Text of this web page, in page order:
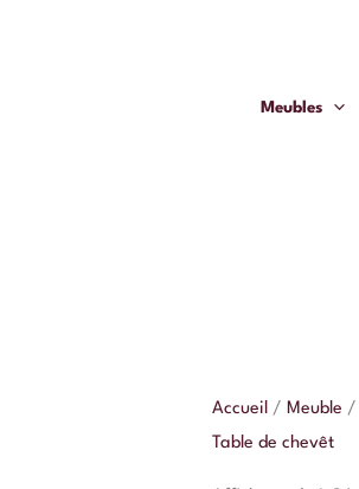
Meubles
Accueil/ Meuble /
Table de chevêt